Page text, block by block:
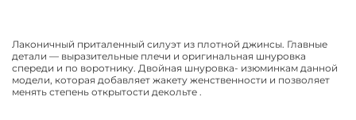
Лаконичный приталенный силуэт из плотной джинсы. Главные
детали — выразительные плечи и оригинальная шнуровка
спереди и по воротнику. Двойная шнуровка- изюминкам данной
модели, которая добавляет жакету женственности и позволяет
менять степень открытости декольте .